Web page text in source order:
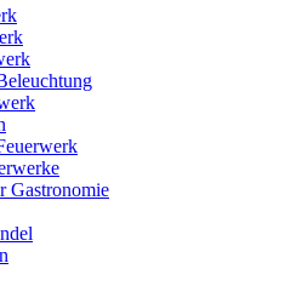
Gastronomie